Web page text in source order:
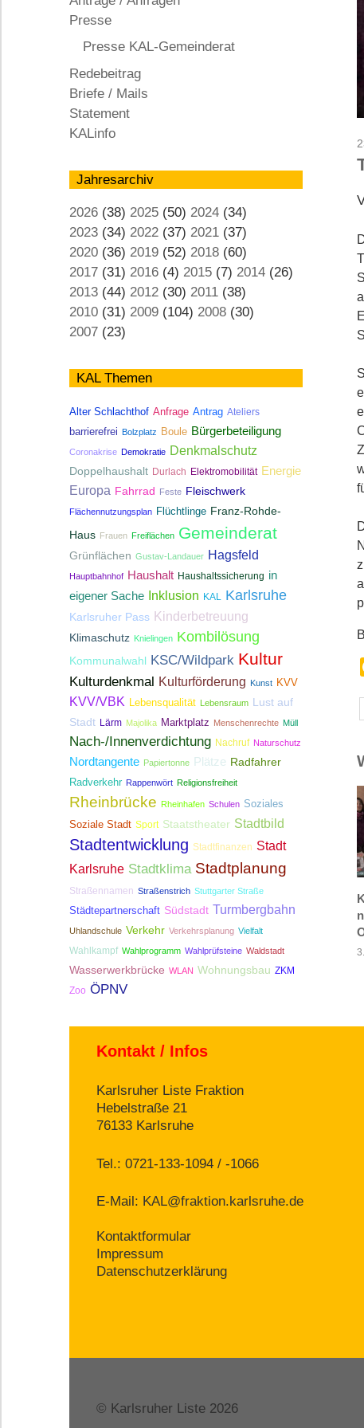
KAL
Presse
Presse KAL-Gemeinderat
Redebeitrag
Briefe / Mails
Statement
KALinfo
Jahresarchiv
2026 (38) 2025 (50) 2024 (34)
2023 (34) 2022 (37) 2021 (37)
2020 (36) 2019 (52) 2018 (60)
2017 (31) 2016 (4) 2015 (7) 2014 (26)
2013 (44) 2012 (30) 2011 (38)
2010 (31) 2009 (104) 2008 (30)
2007 (23)
KAL Themen
Alter Schlachthof Anfrage Antrag Ateliers
barrierefrei Bolzplatz Boule Bürgerbeteiligung
Coronakrise Demokratie Denkmalschutz
Doppelhaushalt Durlach Elektromobilität Energie
Europa Fahrrad Feste Fleischwerk
Flächennutzungsplan Flüchtlinge Franz-Rohde-
Haus Frauen Freiflächen Gemeinderat
Grünflächen Gustav-Landauer Hagsfeld
Hauptbahnhof Haushalt Haushaltssicherung in
eigener Sache Inklusion KAL Karlsruhe
Karlsruher Pass Kinderbetreuung
Klimaschutz Knielingen Kombilösung
Kommunalwahl KSC/Wildpark Kultur
Kulturdenkmal Kulturförderung Kunst KVV
KVV/VBK Lebensqualität Lebensraum
Lust auf
Stadt Lärm Majolika Marktplatz Menschenrechte Müll
Nach-/Innenverdichtung Nachruf Naturschutz
Nordtangente Papiertonne Plätze Radfahrer
Radverkehr Rappenwört Religionsfreiheit
Rheinbrücke Rheinhafen Schulen Soziales
Soziale Stadt Sport Staatstheater Stadtbild
Stadtentwicklung Stadtfinanzen Stadt
Karlsruhe Stadtklima Stadtplanung
Straßennamen Straßenstrich Stuttgarter Straße
Städtepartnerschaft Südstadt Turmbergbahn
Uhlandschule Verkehr Verkehrsplanung Vielfalt
Wahlkampf Wahlprogramm Wahlprüfsteine Waldstadt
Wasserwerkbrücke WLAN Wohnungsbau ZKM
Zoo ÖPNV
Kontakt / Infos
Karlsruher Liste Fraktion
Hebelstraße 21
76133 Karlsruhe
Tel.: 0721-133-1094 / -1066
E-Mail: KAL@fraktion.karlsruhe.de
Kontaktformular
Impressum
Datenschutzerklärung
© Karlsruher Liste 2026